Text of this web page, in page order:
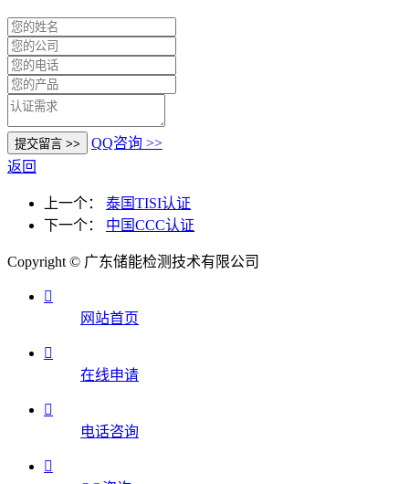
QQ咨询 >>
返回
上一个： 泰国TISI认证
下一个： 中国CCC认证
Copyright © 广东储能检测技术有限公司

网站首页

在线申请

电话咨询
